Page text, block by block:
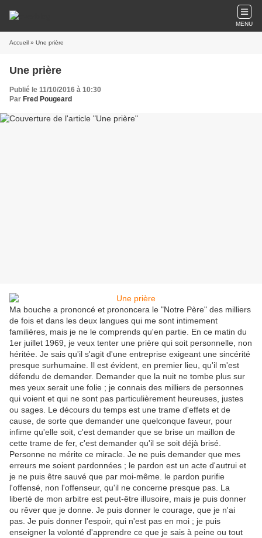
MENU
Accueil » Une prière
Une prière
Publié le 11/10/2016 à 10:30
Par Fred Pougeard
Ma bouche a prononcé et prononcera le "Notre Père" des milliers
de fois et dans les deux langues qui me sont intimement
familières, mais je ne le comprends qu'en partie. En ce matin du
1er juillet 1969, je veux tenter une prière qui soit personnelle, non
héritée. Je sais qu'il s'agit d'une entreprise exigeant une sincérité
presque surhumaine. Il est évident, en premier lieu, qu'il m'est
défendu de demander. Demander que la nuit ne tombe plus sur
mes yeux serait une folie ; je connais des milliers de personnes
qui voient et qui ne sont pas particulièrement heureuses, justes
ou sages. Le décours du temps est une trame d'effets et de
cause, de sorte que demander une quelconque faveur, pour
infime qu'elle soit, c'est demander que se brise un maillon de
cette trame de fer, c'est demander qu'il se soit déjà brisé.
Personne ne mérite ce miracle. Je ne puis demander que mes
erreurs me soient pardonnées ; le pardon est un acte d'autrui et
je ne puis être sauvé que par moi-même. le pardon purifie
l'offensé, non l'offenseur, qu'il ne concerne presque pas. La
liberté de mon arbitre est peut-être illusoire, mais je puis donner
ou rêver que je donne. Je puis donner le courage, que je n'ai
pas. Je puis donner l'espoir, qui n'est pas en moi ; je puis
enseigner la volonté d'apprendre ce que je sais à peine ou tout